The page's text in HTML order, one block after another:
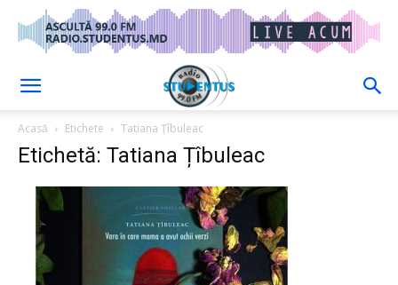
Acasă Etichete Tatiana Țîbuleac
Etichetă: Tatiana Țîbuleac